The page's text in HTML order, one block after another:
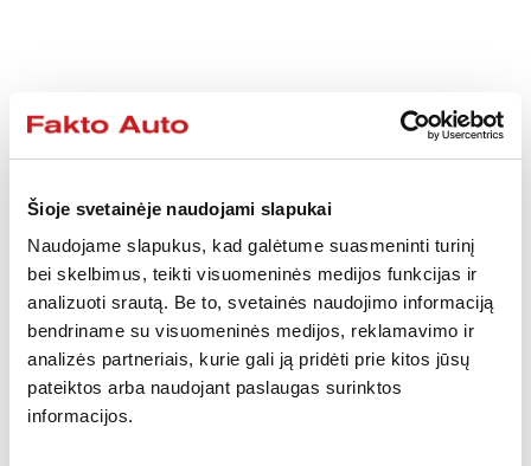
Šioje svetainėje naudojami slapukai
Naudojame slapukus, kad galėtume suasmeninti turinį
bei skelbimus, teikti visuomeninės medijos funkcijas ir
analizuoti srautą. Be to, svetainės naudojimo informaciją
bendriname su visuomeninės medijos, reklamavimo ir
analizės partneriais, kurie gali ją pridėti prie kitos jūsų
pateiktos arba naudojant paslaugas surinktos
informacijos.